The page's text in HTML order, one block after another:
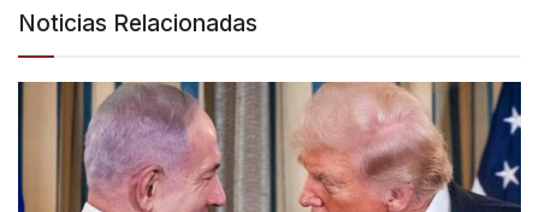
Noticias Relacionadas